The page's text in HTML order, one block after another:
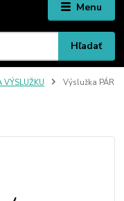
Menu
Hľadať
VÝSLUŽKU Výslužka PÁR